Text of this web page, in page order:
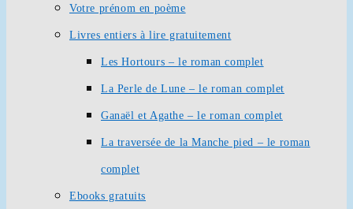
Votre prénom en poème
Livres entiers à lire gratuitement
Les Hortours – le roman complet
La Perle de Lune – le roman complet
Ganaël et Agathe – le roman complet
La traversée de la Manche pied – le roman
complet
Ebooks gratuits